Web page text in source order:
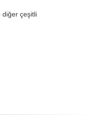
diğer çeşitli